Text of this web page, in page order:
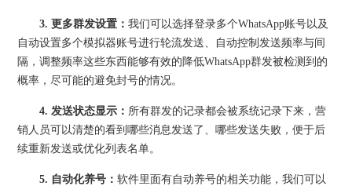
3. 更多群发设置：我们可以选择登录多个WhatsApp账号以及
自动设置多个模拟器账号进行轮流发送、自动控制发送频率与间
隔，调整频率这些东西能够有效的降低WhatsApp群发被检测到的
概率，尽可能的避免封号的情况。
4. 发送状态显示： 所有群发的记录都会被系统记录下来，营
销人员可以清楚的看到哪些消息发送了、哪些发送失败，便于后
续重新发送或优化列表名单。
5. 自动化养号：软件里面有自动养号的相关功能，我们可以